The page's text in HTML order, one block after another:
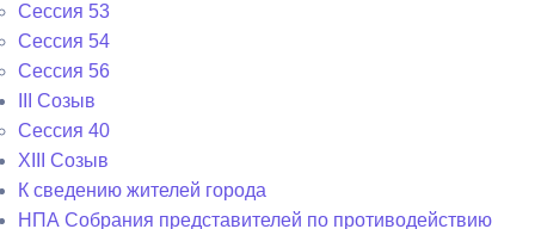
Сессия 53
Сессия 54
Сессия 56
III Созыв
Сессия 40
XIII Созыв
К сведению жителей города
НПА Собрания представителей по противодействию